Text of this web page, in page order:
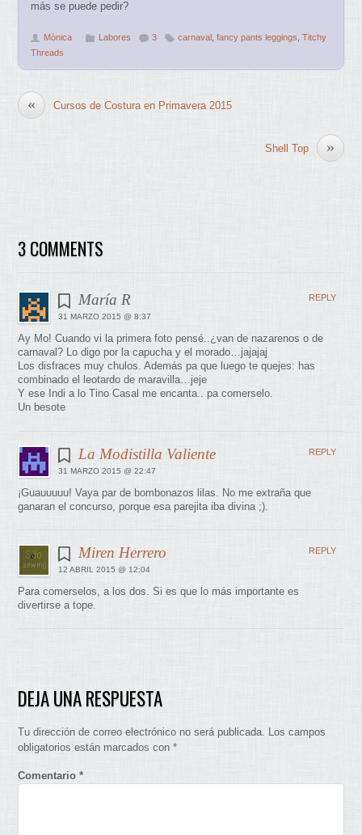
más se puede pedir?
Mònica Labores 3 carnaval ,fancy pants leggings ,Titchy
Threads
« Cursos de Costura en Primavera 2015
»
Shell Top
3 COMMENTS
María R
31 MARZO 2015 @ 8:37
Ay Mo! Cuando vi la primera foto pensé..¿van de nazarenos o de
carnaval? Lo digo por la capucha y el morado…jajajaj
Los disfraces muy chulos. Además pa que luego te quejes: has
combinado el leotardo de maravilla…jeje
Y ese Indi a lo Tino Casal me encanta.. pa comerselo.
Un besote
REPLY
La Modistilla Valiente
31 MARZO 2015 @ 22:47
¡Guauuuuu! Vaya par de bombonazos lilas. No me extraña que
ganaran el concurso, porque esa parejita iba divina ;).
REPLY
Miren Herrero
12 ABRIL 2015 @ 12:04
Para comerselos, a los dos. Si es que lo más importante es
divertirse a tope.
REPLY
DEJA UNA RESPUESTA
Tu dirección de correo electrónico no será publicada. Los campos
obligatorios están marcados con*
Comentario*